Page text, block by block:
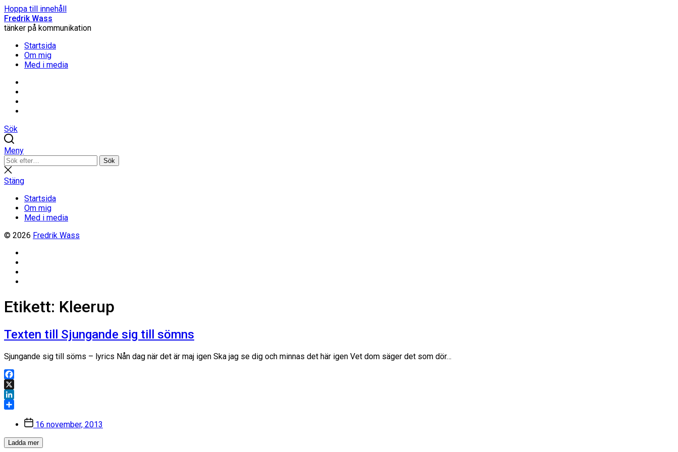
Hoppa till innehåll
Fredrik Wass
tänker på kommunikation
Startsida
Om mig
Med i media
Sök
Meny
Sök
efter:
Sök
Stäng
sökning
Stäng
Startsida
Om mig
Med i media
© 2026 Fredrik Wass
Etikett: Kleerup
Texten till Sjungande sig till sömns
Sjungande sig till söms – lyrics Nån dag när det är maj igen Ska jag se dig och minnas det här igen Vet dom säger det som dör…
Facebook
X
LinkedIn
Inläggsdatum
16 november, 2013
Ladda mer